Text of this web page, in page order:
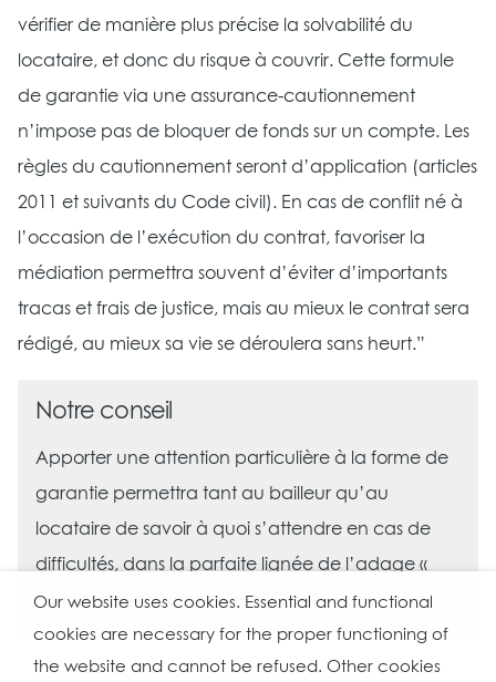
vérifier de manière plus précise la solvabilité du
locataire, et donc du risque à couvrir. Cette formule
de garantie via une assurance-cautionnement
n’impose pas de bloquer de fonds sur un compte. Les
règles du cautionnement seront d’application (articles
2011 et suivants du Code civil). En cas de conflit né à
l’occasion de l’exécution du contrat, favoriser la
médiation permettra souvent d’éviter d’importants
tracas et frais de justice, mais au mieux le contrat sera
rédigé, au mieux sa vie se déroulera sans heurt.”
Notre conseil
Apporter une attention particulière à la forme de
garantie permettra tant au bailleur qu’au
locataire de savoir à quoi s’attendre en cas de
difficultés, dans la parfaite lignée de l’adage «
mieux vaut prévenir que guérir » !
Our website uses cookies. Essential and functional
cookies are necessary for the proper functioning of
the website and cannot be refused. Other cookies